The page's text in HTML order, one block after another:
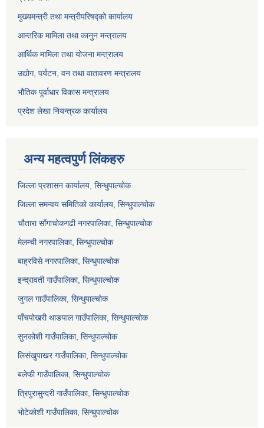
मुख्यमन्त्री तथा मन्त्रीपरिषद्को कार्यालय
आन्तरिक मामिला तथा कानुन मन्त्रालय
आर्थिक मामिला तथा योजना मन्त्रालय
उद्योग, पर्यटन, वन तथा वातावरण मन्त्रालय
भौतिक पूर्वाधार विकास मन्त्रालय
प्रदेश लेखा नियन्त्रक कार्यालय
अन्य महत्वपुर्ण लिंकहरु
जिल्ला प्रशासन कार्यालय, सिन्धुपाल्चोक
जिल्ला समन्वय समितिको कार्यालय, सिन्धुपाल्चोक
चौतारा साँगाचोकगढी नगरपालिका, सिन्धुपाल्चोक
मेलम्ची नगरपालिका, सिन्धुपाल्चोक
बाह्रविसे नगरपालिका, सिन्धुपाल्चोक
इन्द्रावती गाउँपालिका, सिन्धुपाल्चोक
जुगल गाउँपालिका, सिन्धुपाल्चोक
पाँचपोखरी थाङपाल गाउँपालिका, सिन्धुपाल्चोक
सुनकोशी गाउँपालिका, सिन्धुपाल्चोक
लिसंखुपाखर गाउँपालिका, सिन्धुपाल्चोक
बलेफी गाउँपालिका, सिन्धुपाल्चोक
त्रिपुरासुन्दरी गाउँपालिका, सिन्धुपाल्चोक
भोटेकोशी गाउँपालिका, सिन्धुपाल्चोक